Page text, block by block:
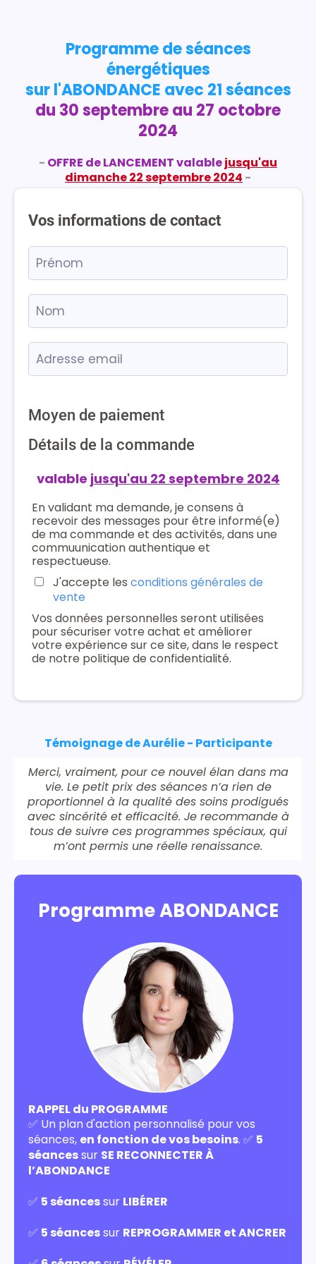
Programme de séances
énergétiques
sur l'ABONDANCE avec 21 séances
du 30 septembre au 27 octobre
2024
- OFFRE de LANCEMENT valablejusqu'au
dimanche 22 septembre 2024 -
Vos informations de contact
Moyen de paiement
Détails de la commande
valable jusqu'au 22 septembre 2024
En validant ma demande, je consens à
recevoir des messages pour être informé(e)
de ma commande et des activités, dans une
commuunication authentique et
respectueuse.
J'accepte les conditions générales de
vente
Vos données personnelles seront utilisées
pour sécuriser votre achat et améliorer
votre expérience sur ce site, dans le respect
de notre politique de confidentialité.
Témoignage de Aurélie - Participante
Merci, vraiment, pour ce nouvel élan dans ma
vie. Le petit prix des séances n’a rien de
proportionnel à la qualité des soins prodigués
avec sincérité et efficacité. Je recommande à
tous de suivre ces programmes spéciaux, qui
m’ont permis une réelle renaissance.
Programme ABONDANCE
RAPPEL du PROGRAMME
✅ Un plan d'action personnalisé pour vos
séances, en fonction de vos besoins. ✅ 5
séancessur SE RECONNECTER À
l’ABONDANCE
✅ 5 séancessur LIBÉRER
✅ 5 séancessur REPROGRAMMER et ANCRER